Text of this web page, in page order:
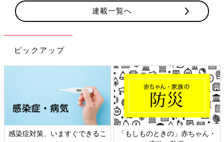
連載一覧へ
ピックアップ
感染症対策、いますぐできるこ
「もしものときの」赤ちゃん・